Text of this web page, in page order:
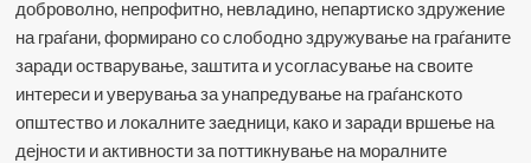
доброволно, непрофитно, невладино, непартиско здружение
на граѓани, формирано со слободно здружување на граѓаните
заради остварување, заштита и усогласување на своите
интереси и уверувања за унапредување на граѓанското
општество и локалните заедници, како и заради вршење на
дејности и активности за поттикнување на моралните